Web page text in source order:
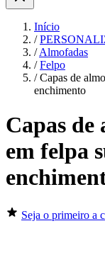
Início
/
/ Almofadas
/ Felpo
/ Capas de
enchimento
Capas de
em felpa
Seja o primeiro a